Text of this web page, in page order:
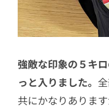
強敵な印象の５キ
っと入りました。
共にかなりありま